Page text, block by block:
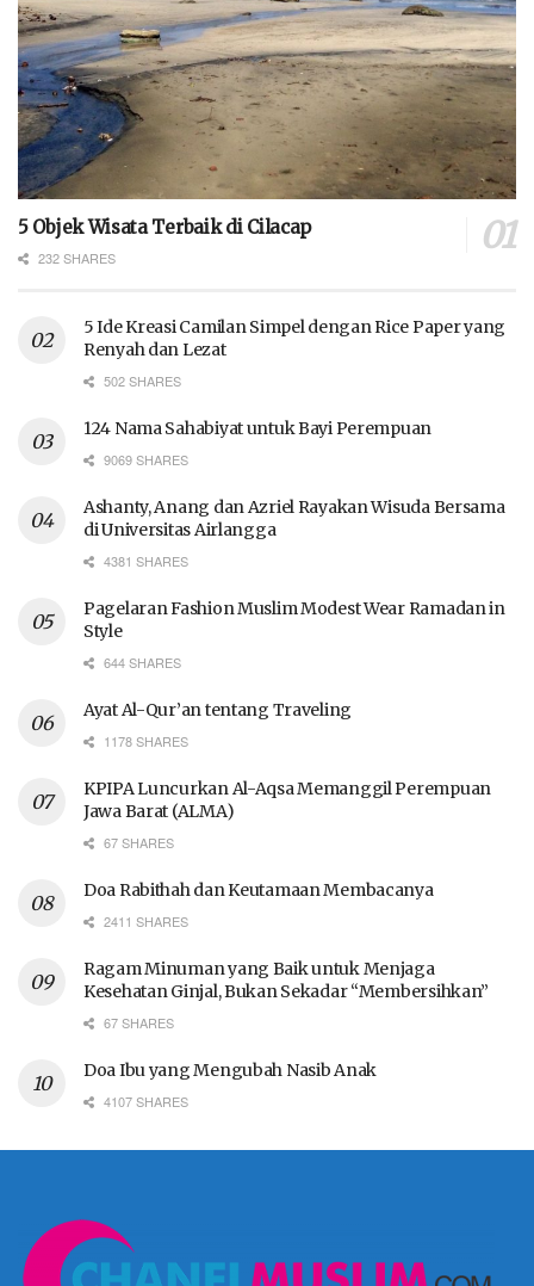
5 Objek Wisata Terbaik di Cilacap
232 SHARES
5 Ide Kreasi Camilan Simpel dengan Rice Paper yang
Renyah dan Lezat
502 SHARES
124 Nama Sahabiyat untuk Bayi Perempuan
9069 SHARES
Ashanty, Anang dan Azriel Rayakan Wisuda Bersama
di Universitas Airlangga
4381 SHARES
Pagelaran Fashion Muslim Modest Wear Ramadan in
Style
644 SHARES
Ayat Al-Qur’an tentang Traveling
1178 SHARES
KPIPA Luncurkan Al-Aqsa Memanggil Perempuan
Jawa Barat (ALMA)
67 SHARES
Doa Rabithah dan Keutamaan Membacanya
2411 SHARES
Ragam Minuman yang Baik untuk Menjaga
Kesehatan Ginjal, Bukan Sekadar “Membersihkan”
67 SHARES
Doa Ibu yang Mengubah Nasib Anak
4107 SHARES